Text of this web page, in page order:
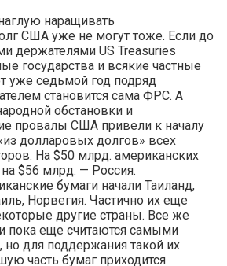
наращивать
США уже не могут тоже. Если до
держателями US Treasuries
государства и всякие частные
уже седьмой год подряд
становится сама ФРС. А
обстановки и
провалы США привели к началу
долларовых долгов» всех
На $50 млрд. американских
$56 млрд. — Россия.
бумаги начали Таиланд,
Норвегия. Частично их еще
другие страны. Все же
пока еще считаются самыми
для поддержания такой их
часть бумаг приходится